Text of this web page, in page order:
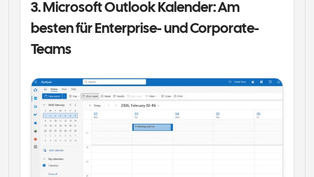
3. Microsoft Outlook Kalender: Am
besten für Enterprise- und Corporate-
Teams